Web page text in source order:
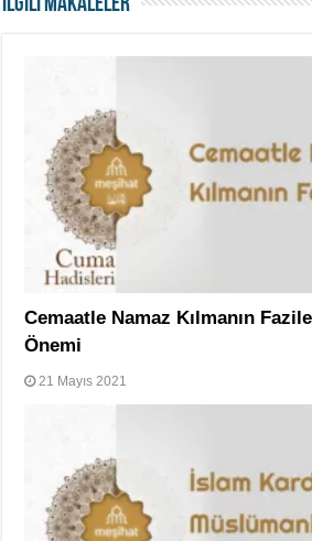
Cemaatle Namaz Kılmanın
Önemi
21 Mayıs 2021